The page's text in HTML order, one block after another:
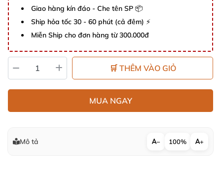
Giao hàng kín đáo - Che tên SP 📦
Ship hỏa tốc 30 - 60 phút (cả đêm) ⚡
Miễn Ship cho đơn hàng từ 300.000đ
🛒 THÊM VÀO GIỎ
MUA NGAY
Mô tả − 100% +